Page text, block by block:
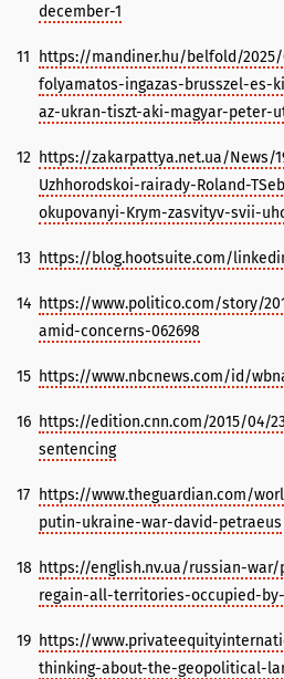
december-1
11
https://mandiner.hu/belfold/
folyamatos-ingazas-brusszel-es-
az-ukran-tiszt-aki-magyar-peter-
12 https://zakarpattya.net.ua/News/
Uzhhorodskoi-rairady-Roland-
okupovanyi-Krym-zasvityv-svii-
13 https://blog.hootsuite.com/
14 https://www.politico.com/story/
amid-concerns-062698
15 https://www.nbcnews.com/id/
16 https://edition.cnn.com/2015/04/
sentencing
17 https://www.theguardian.com/
putin-ukraine-war-david-petraeus
18 https://english.nv.ua/russian-
regain-all-territories-occupied-by-
19 https://
thinking-about-the-geopolitical-